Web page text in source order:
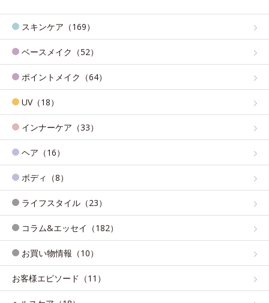
スキンケア（169）
ベースメイク（52）
ポイントメイク（64）
UV（18）
インナーケア（33）
ヘア（16）
ボディ（8）
ライフスタイル（23）
コラム&エッセイ（182）
お買い物情報（10）
お客様エピソード（11）